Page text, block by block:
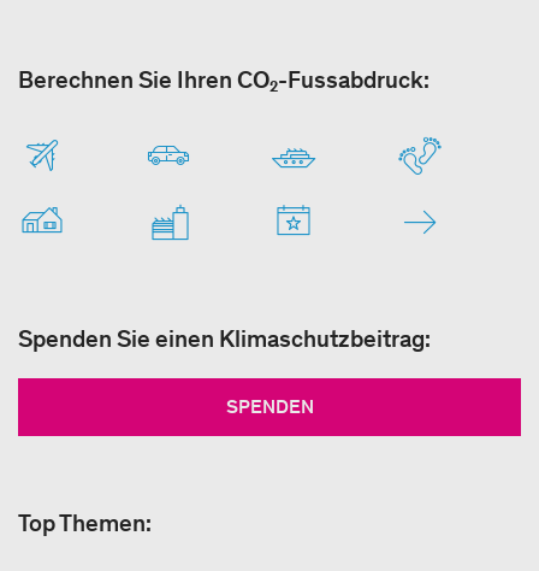
Berechnen Sie Ihren CO₂-Fussabdruck:
Spenden Sie einen Klimaschutzbeitrag:
SPENDEN
Top Themen: